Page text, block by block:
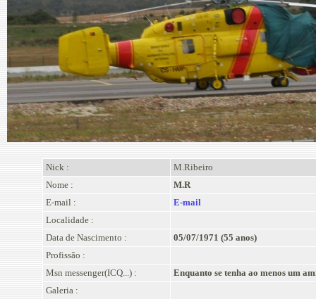
Nick :
M.Ribeiro
Nome :
M.R
E-mail :
E-mail
Localidade :
Data de Nascimento :
05/07/1971 (55 anos)
Profissão :
Msn messenger(ICQ...) :
Enquanto se tenha ao menos um
Galeria :